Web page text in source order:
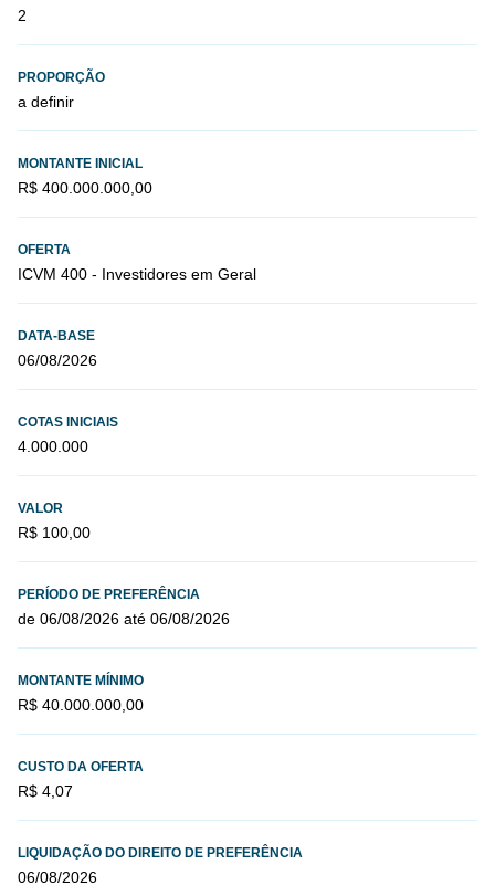
2
PROPORÇÃO
a definir
MONTANTE INICIAL
R$ 400.000.000,00
OFERTA
ICVM 400 - Investidores em Geral
DATA-BASE
06/08/2026
COTAS INICIAIS
4.000.000
VALOR
R$ 100,00
PERÍODO DE PREFERÊNCIA
de 06/08/2026 até 06/08/2026
MONTANTE MÍNIMO
R$ 40.000.000,00
CUSTO DA OFERTA
R$ 4,07
LIQUIDAÇÃO DO DIREITO DE PREFERÊNCIA
06/08/2026